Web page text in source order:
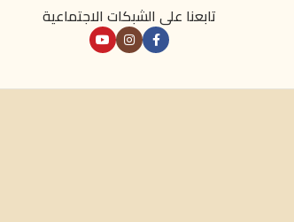
تابعنا على الشبكات الاجتماعية